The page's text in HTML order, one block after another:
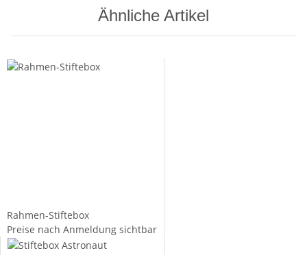
Ähnliche Artikel
Rahmen-Stiftebox
Preise nach Anmeldung sichtbar